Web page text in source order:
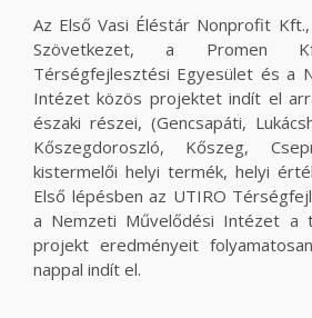
Az Első Vasi Éléstár Nonprofit
Szövetkezet, a Promen
Térségfejlesztési Egyesület és a
Intézet közös projektet indít el
északi részei, (Gencsapáti,
Kőszegdoroszló, Kőszeg,
kistermelői helyi termék, helyi
Első lépésben az UTIRO
a Nemzeti Művelődési Intézet a
projekt eredményeit
nappal indít el.